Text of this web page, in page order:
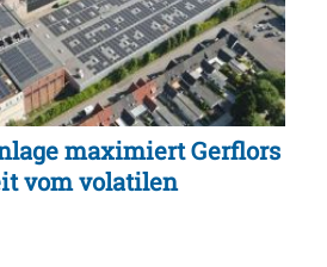
maximiert Gerflors
vom volatilen